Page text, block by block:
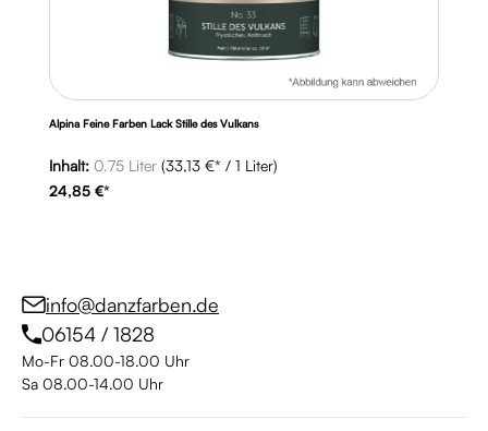
Alpina Feine Farben Lack Stille des Vulkans
Inhalt: 0.75 Liter (33,13 €* / 1 Liter)
24,85 €*
info@danzfarben.de
06154 / 1828
Mo-Fr 08.00-18.00 Uhr
Sa 08.00-14.00 Uhr